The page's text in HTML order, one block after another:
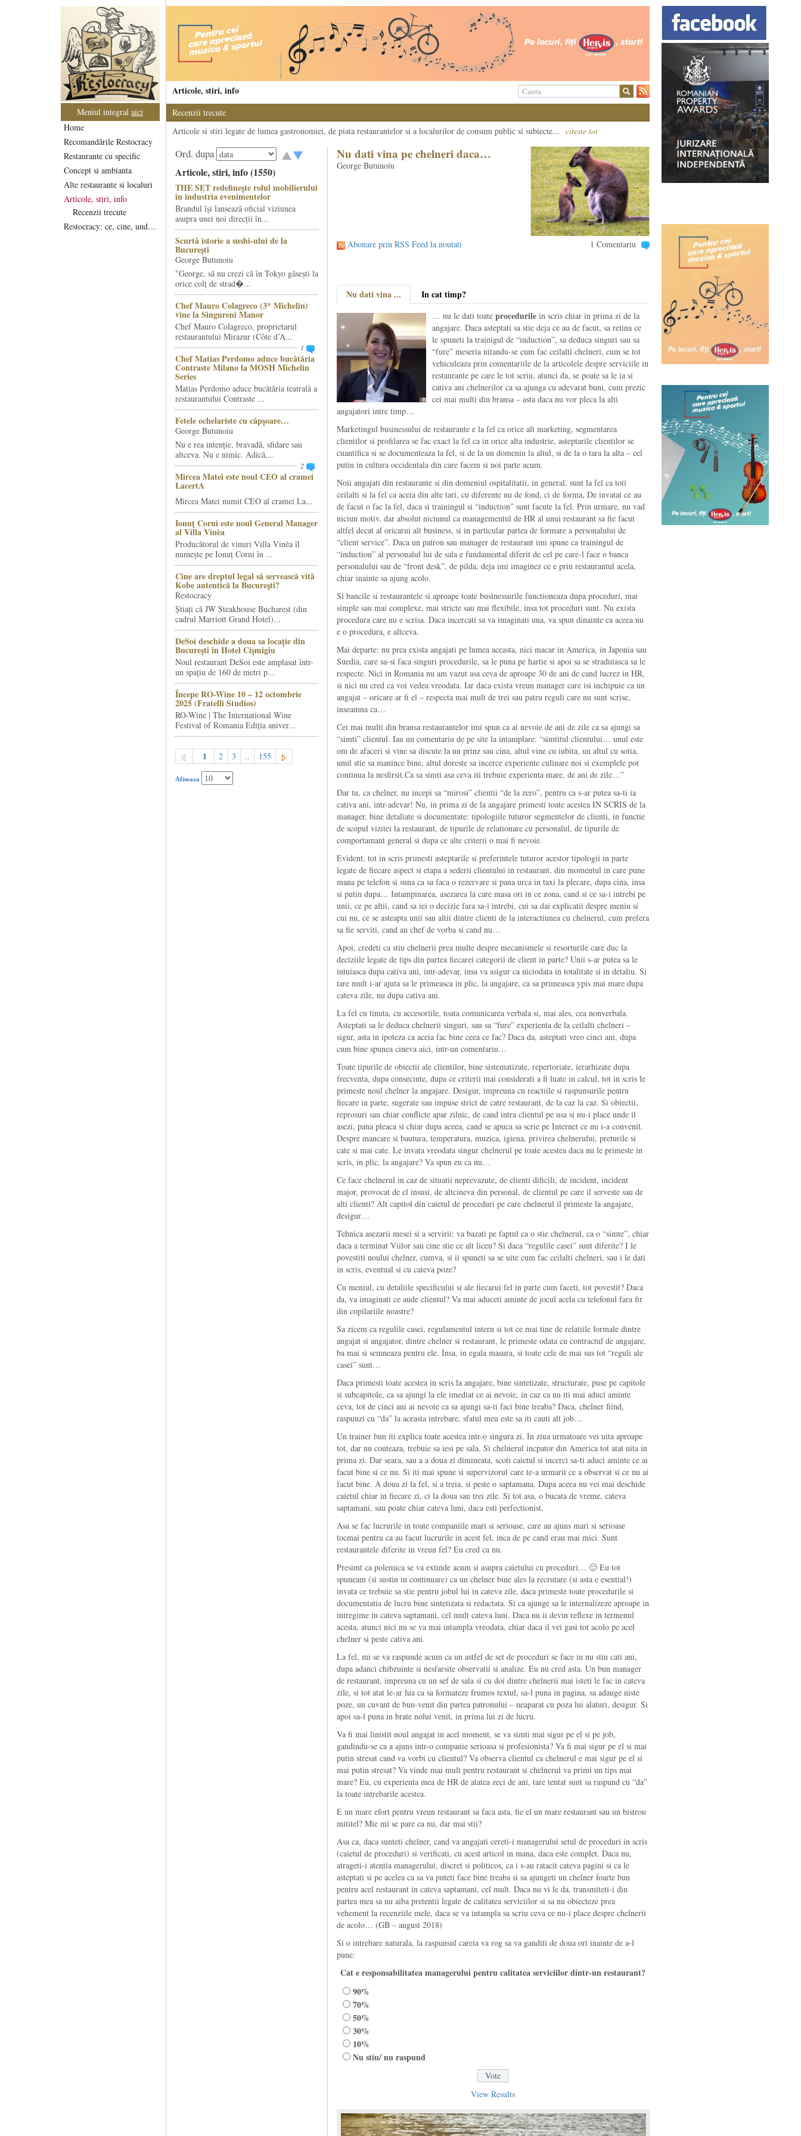
Meniul integralaici
Home
Recomandările Restocracy
Restaurante cu specific
Concept si ambianta
Alte restaurante si localuri
Articole, stiri, info
Recenzii trecute
Restocracy: ce, cine, unde...
Articole, stiri, info
Recenzii trecute
Articole si stiri legate de lumea gastronomiei, de piata restaurantelor si a localurilor de consum public si subiecte... citeste tot
Ord. dupa
Articole, stiri, info (1550)
THE SET redefinește rolul mobilierului
în industria evenimentelor
Brandul își lansează oficial viziunea
asupra unei noi direcții în...
Scurtă istorie a sushi-ului de la
București
George Butunoiu
"George, să nu crezi că în Tokyo găsești la
orice colț de strad�...
Chef Mauro Colagreco (3* Michelin)
vine la Singureni Manor
Chef Mauro Colagreco, proprietarul
restaurantului Mirazur (Côte d’A...
1
Chef Matias Perdomo aduce bucătăria
Contraste Milano la MOSH Michelin
Series
Matias Perdomo aduce bucătăria teatrală a
restaurantului Contraste ...
Fetele ochelariste cu căpșoare…
George Butunoiu
Nu e rea intenție, bravadă, sfidare sau
altceva. Nu e nimic. Adică,...
2
Mircea Matei este noul CEO al cramei
LacertA
Mircea Matei numit CEO al cramei La...
Ionuț Corui este noul General Manager
al Villa Vinèa
Producătorul de vinuri Villa Vinèa îl
numește pe Ionuț Corui în ...
Cine are dreptul legal să servească vită
Kobe autentică la București?
Restocracy
Știați că JW Steakhouse Bucharest (din
cadrul Marriott Grand Hotel)...
DeSoi deschide a doua sa locație din
București în Hotel Cișmigiu
Noul restaurant DeSoi este amplasat într-
un spațiu de 160 de metri p...
Începe RO-Wine 10 – 12 octombrie
2025 (Fratelli Studios)
RO-Wine | The International Wine
Festival of Romania Ediția aniver...
1 2 3 .. 155
Afiseaza
Nu dati vina pe chelneri daca…
George Butunoiu
Abonare prin RSS Feed la noutati 1 Comentariu
Nu dati vina ... In cat timp?
… nu le dati toate procedurilein scris chiar in prima zi de la
angajare. Daca asteptati sa stie deja ce au de facut, sa retina ce
le spuneti la trainigul de “induction”, sa deduca singuri sau sa
“fure” meseria uitandu-se cum fac ceilalti chelneri, cum se tot
vehiculeaza prin comentariile de la articolele despre serviciile in
restaurante pe care le tot scriu, atunci da, se poate sa le ia si
cativa ani chelnerilor ca sa ajunga cu adevarat buni, cum prezic
cei mai multi din bransa – asta daca nu vor pleca la alti
angajatori intre timp…
Marketingul businessului de restaurante e la fel ca orice alt marketing, segmentarea
clientilor si profilarea se fac exact la fel ca in orice alta industrie, asteptarile clientilor se
cuantifica si se documenteaza la fel, si de la un domeniu la altul, si de la o tara la alta – cel
putin in cultura occidentala din care facem si noi parte acum.
Noii angajati din restaurante si din domeniul ospitalitatii, in general, sunt la fel ca toti
ceilalti si la fel ca aceia din alte tari, cu diferente nu de fond, ci de forma, De invatat ce au
de facut o fac la fel, daca si trainingul si “induction” sunt facute la fel. Prin urmare, nu vad
niciun motiv, dar absolut niciunul ca managementul de HR al unui restaurant sa fie facut
altfel decat al oricarui alt business, si in particular partea de formare a personalului de
“client service”. Daca un patron sau manager de restaurant imi spune ca trainingul de
“induction” al personalul lui de sala e fundamental diferit de cel pe care-l face o banca
personalului sau de “front desk”, de pilda, deja imi imaginez ce e prin restaurantul acela,
chiar inainte sa ajung acolo.
Si bancile si restaurantele si aproape toate businessurile functioneaza dupa proceduri, mai
simple sau mai complexe, mai stricte sau mai flexibile, insa tot proceduri sunt. Nu exista
procedura care nu e scrisa. Daca incercati sa va imaginati una, va spun dinainte ca aceea nu
e o procedura, e altceva.
Mai departe: nu prea exista angajati pe lumea aceasta, nici macar in America, in Japonia sau
Suedia, care sa-si faca singuri procedurile, sa le puna pe hartie si apoi sa se straduiasca sa le
respecte. Nici in Romania nu am vazut asa ceva de aproape 30 de ani de cand lucrez in HR,
si nici nu cred ca voi vedea vreodata. Iar daca exista vreun manager care isi inchipuie ca un
angajat – oricare ar fi el – respecta mai mult de trei sau patru reguli care nu sunt scrise,
inseamna ca…
Cei mai multi din bransa restaurantelor imi spun ca ai nevoie de ani de zile ca sa ajungi sa
“simti” clientul. Iau un comentariu de pe site la intamplare: “simtitul clientului… unul este
om de afaceri si vine sa discute la un prinz sau cina, altul vine cu iubita, un altul cu sotia,
unul stie sa manince bine, altul doreste sa incerce experiente culinare noi si exemplele pot
continua la nesfirsit.Ca sa simti asa ceva iti trebuie experienta mare, de ani de zile…”
Dar tu, ca chelner, nu incepi sa “mirosi” clientii “de la zero”, pentru ca s-ar putea sa-ti ia
cativa ani, intr-adevar! Nu, in prima zi de la angajare primesti toate acestea IN SCRIS de la
manager, bine detaliate si documentate: tipologiile tuturor segmentelor de clienti, in functie
de scopul vizitei la restaurant, de tipurile de relationare cu personalul, de tipurile de
comportamant general si dupa ce alte criterii o mai fi nevoie.
Evident, tot in scris primesti asteptarile si preferintele tuturor acestor tipologii in parte
legate de fiecare aspect si etapa a sederii clientului in restaurant, din momentul in care pune
mana pe telefon si suna ca sa faca o rezervare si pana urca in taxi la plecare, dupa cina, insa
si putin dupa… Intampinarea, asezarea la care masa ori in ce zona, cand si ce sa-i intrebi pe
unii, ce pe altii, cand sa iei o decizie fara sa-i intrebi, cui sa dai explicatii despre meniu si
cui nu, ce se asteapta unii sau altii dintre clienti de la interactiunea cu chelnerul, cum prefera
sa fie serviti, cand au chef de vorba si cand nu…
Apoi, credeti ca stiu chelnerii prea multe despre mecanismele si resorturile care duc la
deciziile legate de tips din partea fiecarei categorii de client in parte? Unii s-ar putea sa le
intuiasca dupa cativa ani, intr-adevar, insa va asigur ca niciodata in totalitate si in detaliu. Si
tare mult i-ar ajuta sa le primeasca in plic, la angajare, ca sa primeasca ypis mai mare dupa
cateva zile, nu dupa cativa ani.
La fel cu tinuta, cu accesoriile, toata comunicarea verbala si, mai ales, cea nonverbala.
Asteptati sa le deduca chelnerii singuri, sau sa “fure” experienta de la ceilalti chelneri –
sigur, asta in ipoteza ca aceia fac bine ceea ce fac? Daca da, asteptati vreo cinci ani, dupa
cum bine spunea cineva aici, intr-un comentariu…
Toate tipurile de obiectii ale clientilor, bine sistematizate, repertoriate, ierarhizate dupa
frecventa, dupa consecinte, dupa ce criterii mai considerati a fi luate in calcul, tot in scris le
primeste noul chelner la angajare. Desigur, impreuna cu reactiile si raspunsurile pentru
fiecare in parte, sugerate sau impuse strict de catre restaurant, de la caz la caz. Si obiectii,
reprosuri sau chiar conflicte apar zilnic, de cand intra clientul pe usa si nu-i place unde il
asezi, pana pleaca si chiar dupa aceea, cand se apuca sa scrie pe Internet ce nu i-a convenit.
Despre mancare si bautura, temperatura, muzica, igiena, privirea chelnerului, preturile si
cate si mai cate. Le invata vreodata singur chelnerul pe toate acestea daca nu le primeste in
scris, in plic, la angajare? Va spun eu ca nu…
Ce face chelnerul in caz de situatii neprevazute, de clienti dificili, de incident, incident
major, provocat de el insusi, de altcineva din personal, de clientul pe care il serveste sau de
alti clienti? Alt capitol din caietul de proceduri pe care chelnerul il primeste la angajare,
desigur…
Tehnica asezarii mesei si a servirii: va bazati pe faptul ca o stie chelnerul, ca o “simte”, chiar
daca a terminat Viilor sau cine stie ce alt liceu? Si daca “regulile casei” sunt diferite? I le
povestiti noului chelner, cumva, si ii spuneti sa se uite cum fac ceilalti chelneri, sau i le dati
in scris, eventual si cu cateva poze?
Cu meniul, cu detaliile specificului si ale fiecarui fel in parte cum faceti, tot povestit? Daca
da, va imaginati ce aude clientul? Va mai aduceti aminte de jocul acela cu telefonul fara fir
din copilariile noastre?
Sa zicem ca regulile casei, regulamentul intern si tot ce mai tine de relatiile formale dintre
angajat si angajator, dintre chelner si restaurant, le primeste odata cu contractul de angajare,
ba mai si semneaza pentru ele. Insa, in egala masura, si toate cele de mai sus tot “reguli ale
casei” sunt…
Daca primesti toate acestea in scris la angajare, bine sintetizate, structurate, puse pe capitole
si subcapitole, ca sa ajungi la ele imediat ce ai nevoie, in caz ca nu iti mai aduci aminte
ceva, tot de cinci ani ai nevoie ca sa ajungi sa-ti faci bine treaba? Daca, chelner fiind,
raspunzi cu “da” la aceasta intrebare, sfatul meu este sa iti cauti alt job…
Un trainer bun iti explica toate acestea intr-o singura zi. In ziua urmatoare vei uita aproape
tot, dar nu conteaza, trebuie sa iesi pe sala. Si chelnerul incpator din America tot atat uita in
prima zi. Dar seara, sau a a doua zi dimineata, scoti caietul si incerci sa-ti aduci aminte ce ai
facut bine si ce nu. Si iti mai spune si supervizorul care te-a urmarit ce a observat si ce nu ai
facut bine. A doua zi la fel, si a treia, si peste o saptamana. Dupa aceea nu vei mai deschide
caietul chiar in fiecare zi, ci la doua sau trei zile. Si tot asa, o bucata de vreme, cateva
saptamani, sau poate chiar cateva luni, daca esti perfectionist.
Asa se fac lucrurile in toate companiile mari si serioase, care au ajuns mari si serioase
tocmai pentru ca au facut lucrurile in acest fel, inca de pe cand erau mai mici. Sunt
restaurantele diferite in vreun fel? Eu cred ca nu.
Presimt ca polemica se va extinde acum si asupra caietului cu proceduri… 🙂 Eu tot
spuneam (si sustin in continuare) ca un chelner bine ales la recrutare (si asta e esential!)
invata ce trebuie sa stie pentru jobul lui in cateva zile, daca primeste toate procedurile si
documentatia de lucru bine sintetizata si redactata. Si ca ajunge sa le internalizeze aproape in
intregime in cateva saptamani, cel mult cateva luni. Daca nu ii devin reflexe in termenul
acesta, atunci nici nu se va mai intampla vreodata, chiar daca il vei gasi tot acolo pe acel
chelner si peste cativa ani.
La fel, mi se va raspunde acum ca un astfel de set de proceduri se face in nu stiu cati ani,
dupa adanci chibzuinte si nesfarsite observatii si analize. Eu nu cred asta. Un bun manager
de restaurant, impreuna cu un sef de sala si cu doi dintre chelnerii mai isteti le fac in cateva
zile, si tot atat le-ar lua ca sa formateze frumos textul, sa-l puna in pagina, sa adauge niste
poze, un cuvant de bun-venit din partea patronului – neaparat cu poza lui alaturi, desigur. Si
apoi sa-l puna in brate nolui venit, in prima lui zi de lucru.
Va fi mai linistit noul angajat in acel moment, se va simti mai sigur pe el si pe job,
gandindu-se ca a ajuns intr-o companie serioasa si profesionista? Va fi mai sigur pe el si mai
putin stresat cand va vorbi cu clientul? Va observa clientul ca chelnerul e mai sigur pe el si
mai putin stresat? Va vinde mai mult pentru restaurant si chelnerul va primi un tips mai
mare? Eu, cu experienta mea de HR de atatea zeci de ani, tare tentat sunt sa raspund cu “da”
la toate intrebarile acestea.
E un mare efort pentru vreun restaurant sa faca asta, fie el un mare restaurant sau un bistrou
mititel? Mie mi se pare ca nu, dar mai stii?
Asa ca, daca sunteti chelner, cand va angajati cereti-i managerului setul de proceduri in scris
(caietul de proceduri) si verificati, cu acest articol in mana, daca este complet. Daca nu,
atrageti-i atentia managerului, discret si politicos, ca i s-au ratacit cateva pagini si ca le
asteptati si pe acelea ca sa va puteti face bine treaba si sa ajungeti un chelner foarte bun
pentru acel restaurant in cateva saptamani, cel mult. Daca nu vi le da, transmiteti-i din
partea mea sa nu aiba pretentii legate de calitatea serviciilor si sa nu obiecteze prea
vehement la recenziile mele, daca se va intampla sa scriu ceva ce nu-i place despre chelnerii
de acolo… (GB – august 2018)
Si o intrebare naturala, la raspunsul careia va rog sa va ganditi de doua ori inainte de a-l
pune:
Cat e responsabilitatea managerului pentru calitatea serviciilor dintr-un restaurant?
90%
70%
50%
30%
10%
Nu stiu/ nu raspund
View Results